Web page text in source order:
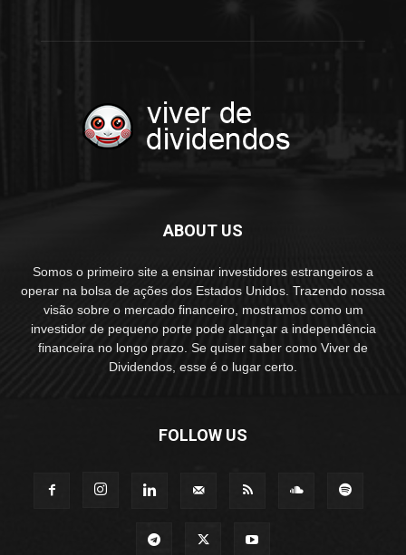
ABOUT US
Somos o primeiro site a ensinar investidores estrangeiros a
operar na bolsa de ações dos Estados Unidos. Trazendo nossa
visão sobre o mercado financeiro, mostramos como um
investidor de pequeno porte pode alcançar a independência
financeira no longo prazo. Se quiser saber como Viver de
Dividendos, esse é o lugar certo.
FOLLOW US